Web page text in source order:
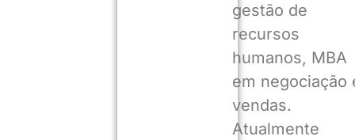
gestão de
recursos
humanos, MBA
em negociação
vendas.
Atualmente